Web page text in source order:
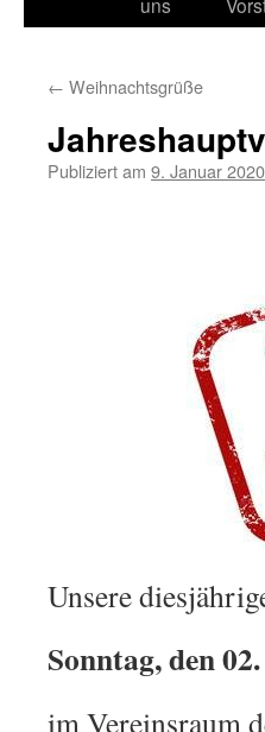
← Weihnachtsgrüße
Publiziert am 9. Januar 2020
Unsere
Sonntag, den
im Vereinsraum